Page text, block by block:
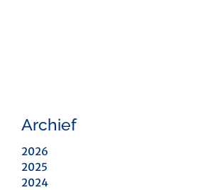
Archief
2026
2025
2024